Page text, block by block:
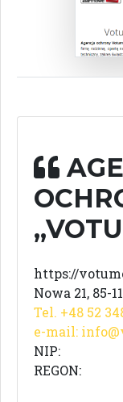
https://
Nowa 21, 85-
Tel. +48 52
e-mail:
NIP:
REGON: